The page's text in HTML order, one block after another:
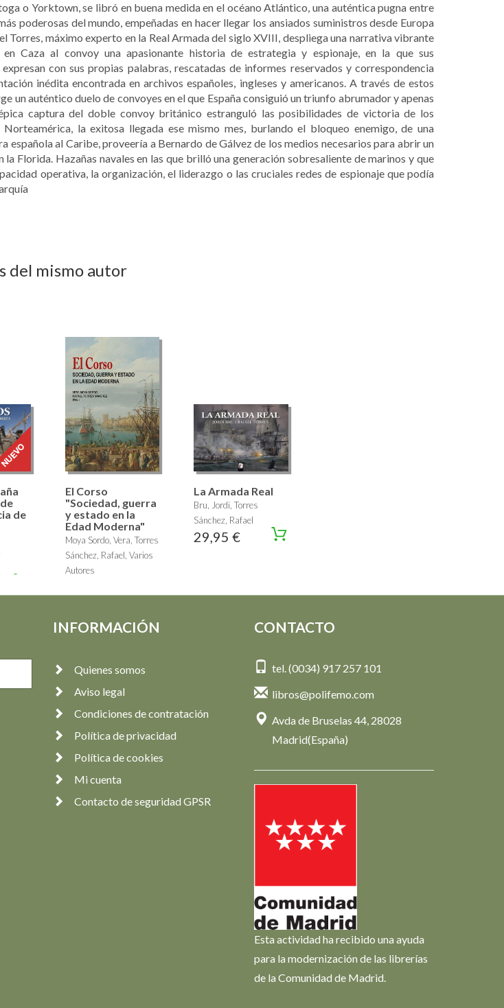
o Yorktown, se libró en buena medida en el océano Atlántico, una auténtica pugna entre
poderosas del mundo, empeñadas en hacer llegar los ansiados suministros desde Europa
Torres, máximo experto en la Real Armada del siglo XVIII, despliega una narrativa vibrante
Caza al convoy una apasionante historia de estrategia y espionaje, en la que sus
con sus propias palabras, rescatadas de informes reservados y correspondencia
inédita encontrada en archivos españoles, ingleses y americanos. A través de estos
un auténtico duelo de convoyes en el que España consiguió un triunfo abrumador y apenas
captura del doble convoy británico estranguló las posibilidades de victoria de los
Norteamérica, la exitosa llegada ese mismo mes, burlando el bloqueo enemigo, de una
española al Caribe, proveería a Bernardo de Gálvez de los medios necesarios para abrir un
la Florida. Hazañas navales en las que brilló una generación sobresaliente de marinos y que
operativa, la organización, el liderazgo o las cruciales redes de espionaje que podía
del mismo autor
de
El Corso
"Sociedad, guerra
y estado en la
Edad Moderna"
Moya Sordo, Vera, Torres
Sánchez, Rafael, Varios
Autores
La Armada Real
Bru, Jordi, Torres
Sánchez, Rafael
29,95 €
INFORMACIÓN
Quienes somos
Aviso legal
Condiciones de contratación
Política de privacidad
Política de cookies
Mi cuenta
Contacto de seguridad GPSR
CONTACTO
tel. (0034) 917 257 101
libros@polifemo.com
Avda de Bruselas 44, 28028
Madrid(España)
Esta actividad ha recibido una ayuda
para la modernización de las librerías
de la Comunidad de Madrid.